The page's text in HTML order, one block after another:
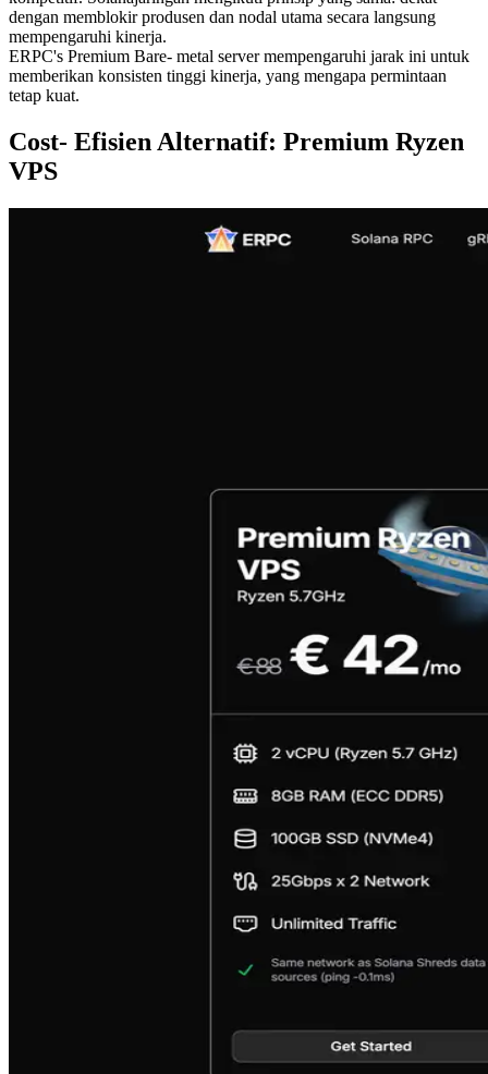
dengan memblokir produsen dan nodal utama secara langsung
mempengaruhi kinerja.
ERPC's Premium Bare- metal server mempengaruhi jarak ini untuk
memberikan konsisten tinggi kinerja, yang mengapa permintaan
tetap kuat.
Cost- Efisien Alternatif: Premium Ryzen
VPS